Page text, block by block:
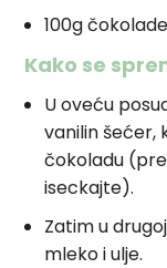
100g
Kako se
U oveću
vanilin šećer,
čokoladu
iseckajte).
Zatim u
mleko i ulje.